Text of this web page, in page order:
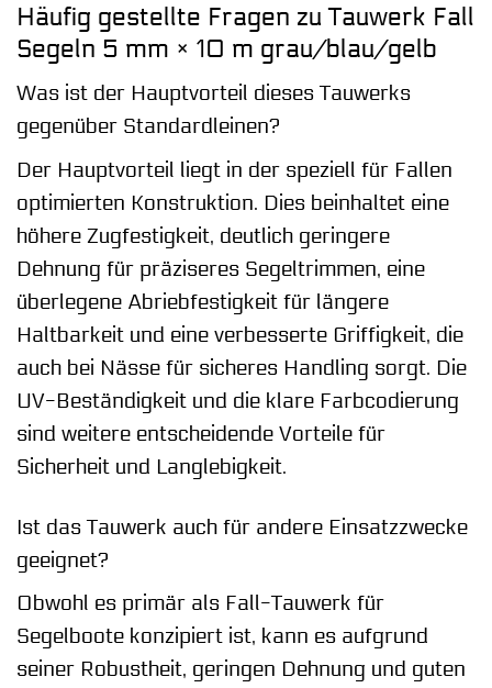
Häufig gestellte Fragen zu Tauwerk Fall
Segeln 5 mm × 10 m grau/blau/gelb
Was ist der Hauptvorteil dieses Tauwerks
gegenüber Standardleinen?
Der Hauptvorteil liegt in der speziell für Fallen
optimierten Konstruktion. Dies beinhaltet eine
höhere Zugfestigkeit, deutlich geringere
Dehnung für präziseres Segeltrimmen, eine
überlegene Abriebfestigkeit für längere
Haltbarkeit und eine verbesserte Griffigkeit, die
auch bei Nässe für sicheres Handling sorgt. Die
UV-Beständigkeit und die klare Farbcodierung
sind weitere entscheidende Vorteile für
Sicherheit und Langlebigkeit.
Ist das Tauwerk auch für andere Einsatzzwecke
geeignet?
Obwohl es primär als Fall-Tauwerk für
Segelboote konzipiert ist, kann es aufgrund
seiner Robustheit, geringen Dehnung und guten